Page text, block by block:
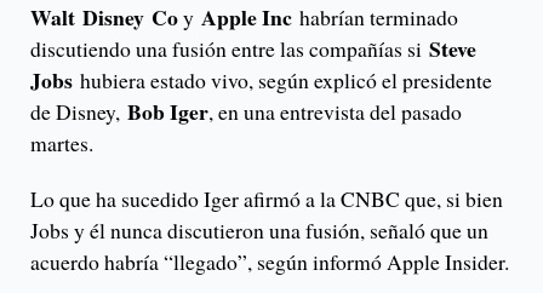
Walt Disney Coy Apple Inc habrían terminado
discutiendo una fusión entre las compañías si Steve
Jobs hubiera estado vivo, según explicó el presidente
de Disney, Bob Iger, en una entrevista del pasado
martes.
Lo que ha sucedido Iger afirmó a la CNBC que, si bien
Jobs y él nunca discutieron una fusión, señaló que un
acuerdo habría “llegado”, según informó Apple Insider.